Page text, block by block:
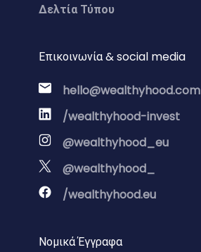
Δελτία Τύπου
Επικοινωνία & social media
hello@wealthyhood.com
/wealthyhood-invest
@wealthyhood_eu
@wealthyhood_
/wealthyhood.eu
Νομικά Έγγραφα